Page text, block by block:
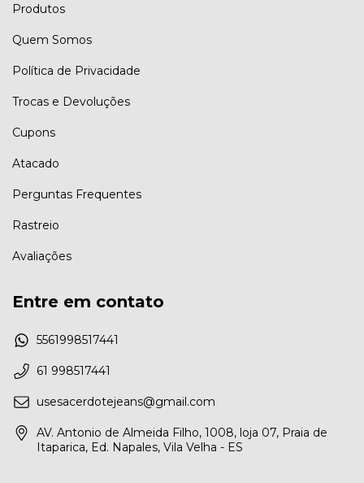
Produtos
Quem Somos
Política de Privacidade
Trocas e Devoluções
Cupons
Atacado
Perguntas Frequentes
Rastreio
Avaliações
Entre em contato
5561998517441
61 998517441
usesacerdotejeans@gmail.com
AV. Antonio de Almeida Filho, 1008, loja 07, Praia de
Itaparica, Ed. Napales, Vila Velha - ES